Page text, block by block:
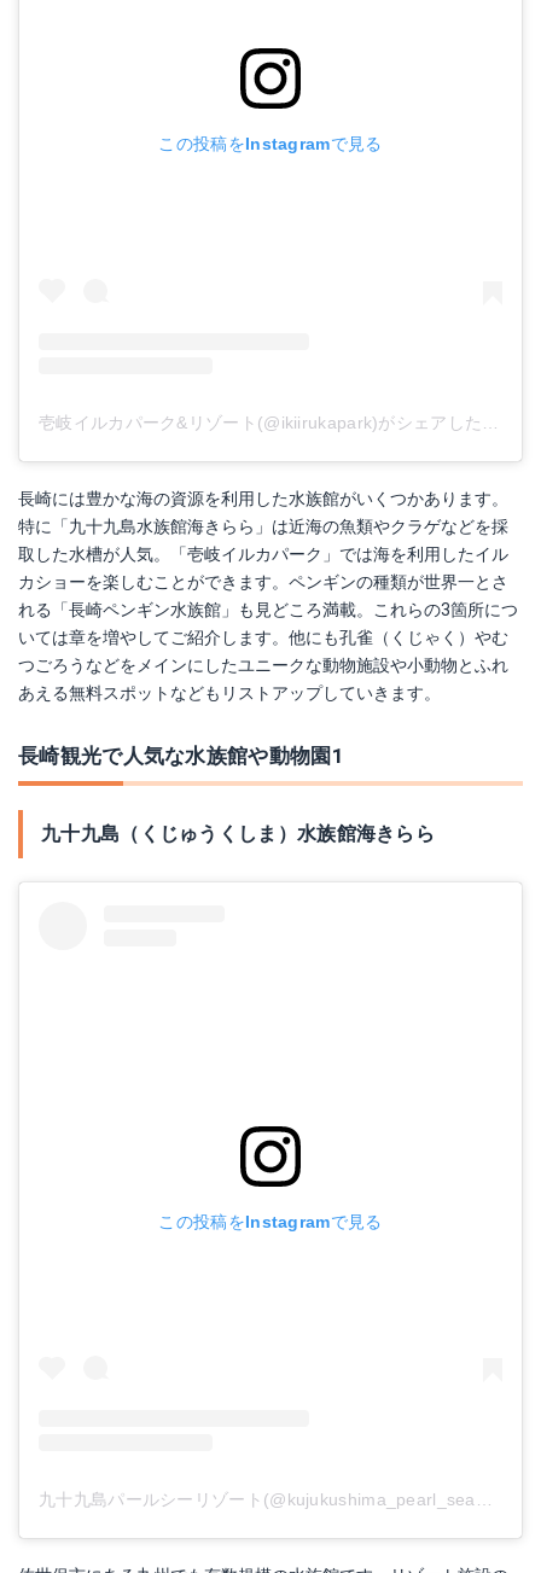
この投稿をInstagramで見る
長崎には豊かな海の資源を利用した水族館がいくつかあります。
特に「九十九島水族館海きらら」は近海の魚類やクラゲなどを採
取した水槽が人気。「壱岐イルカパーク」では海を利用したイル
カショーを楽しむことができます。ペンギンの種類が世界一とさ
れる「長崎ペンギン水族館」も見どころ満載。これらの3箇所につ
いては章を増やしてご紹介します。他にも孔雀（くじゃく）やむ
つごろうなどをメインにしたユニークな動物施設や小動物とふれ
あえる無料スポットなどもリストアップしていきます。
長崎観光で人気な水族館や動物園1
九十九島（くじゅうくしま）水族館海きらら
この投稿をInstagramで見る
九十九島パールシーリゾート(@kujukushima_pearl_sea_resort)がシェアした投稿